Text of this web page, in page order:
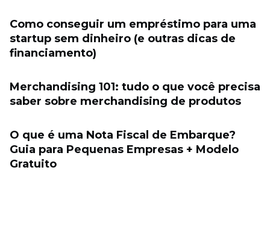
Como conseguir um empréstimo para uma
startup sem dinheiro (e outras dicas de
financiamento)
Merchandising 101: tudo o que você precisa
saber sobre merchandising de produtos
O que é uma Nota Fiscal de Embarque?
Guia para Pequenas Empresas + Modelo
Gratuito